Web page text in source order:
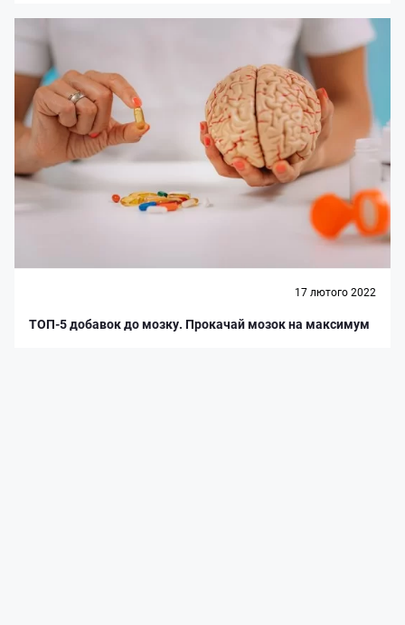
17 лютого 2022
ТОП-5 добавок до мозку. Прокачай мозок на максимум